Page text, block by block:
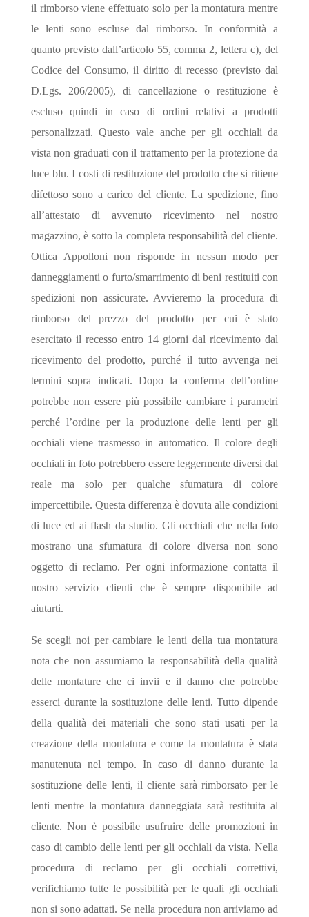
il rimborso viene effettuato solo per la montatura mentre
le lenti sono escluse dal rimborso. In conformità a
quanto previsto dall’articolo 55, comma 2, lettera c), del
Codice del Consumo, il diritto di recesso (previsto dal
D.Lgs. 206/2005), di cancellazione o restituzione è
escluso quindi in caso di ordini relativi a prodotti
personalizzati. Questo vale anche per gli occhiali da
vista non graduati con il trattamento per la protezione da
luce blu. I costi di restituzione del prodotto che si ritiene
difettoso sono a carico del cliente. La spedizione, fino
all’attestato di avvenuto ricevimento nel nostro
magazzino, è sotto la completa responsabilità del cliente.
Ottica Appolloni non risponde in nessun modo per
danneggiamenti o furto/smarrimento di beni restituiti con
spedizioni non assicurate. Avvieremo la procedura di
rimborso del prezzo del prodotto per cui è stato
esercitato il recesso entro 14 giorni dal ricevimento dal
ricevimento del prodotto, purché il tutto avvenga nei
termini sopra indicati. Dopo la conferma dell’ordine
potrebbe non essere più possibile cambiare i parametri
perché l’ordine per la produzione delle lenti per gli
occhiali viene trasmesso in automatico. Il colore degli
occhiali in foto potrebbero essere leggermente diversi dal
reale ma solo per qualche sfumatura di colore
impercettibile. Questa differenza è dovuta alle condizioni
di luce ed ai flash da studio. Gli occhiali che nella foto
mostrano una sfumatura di colore diversa non sono
oggetto di reclamo. Per ogni informazione contatta il
nostro servizio clienti che è sempre disponibile ad
aiutarti.
Se scegli noi per cambiare le lenti della tua montatura
nota che non assumiamo la responsabilità della qualità
delle montature che ci invii e il danno che potrebbe
esserci durante la sostituzione delle lenti. Tutto dipende
della qualità dei materiali che sono stati usati per la
creazione della montatura e come la montatura è stata
manutenuta nel tempo. In caso di danno durante la
sostituzione delle lenti, il cliente sarà rimborsato per le
lenti mentre la montatura danneggiata sarà restituita al
cliente. Non è possibile usufruire delle promozioni in
caso di cambio delle lenti per gli occhiali da vista. Nella
procedura di reclamo per gli occhiali correttivi,
verifichiamo tutte le possibilità per le quali gli occhiali
non si sono adattati. Se nella procedura non arriviamo ad